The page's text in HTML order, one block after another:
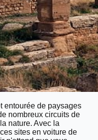
entourée de paysages
nombreux circuits de
nature. Avec la
sites en voiture de